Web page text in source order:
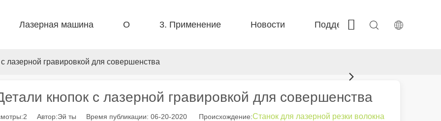
Лазерная машина О 3. Применение Новости Поддерживать
лазерной гравировкой для совершенства
кнопок с лазерной гравировкой для совершенства
2 Автор:Эй ты Время публикации: 06-20-2020 Происхождение:Станок для лазерной резки волокна